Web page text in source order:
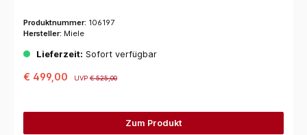
Produktnummer: 106197
Hersteller: Miele
Lieferzeit: Sofort verfügbar
€ 499,00 UVP€ 525,00
Zum Produkt